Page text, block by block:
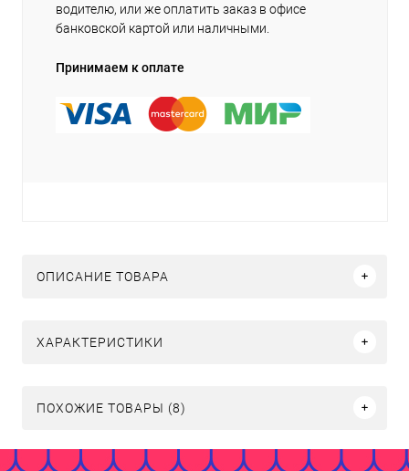
водителю, или же оплатить заказ в офисе
банковской картой или наличными.
Принимаем к оплате
ОПИСАНИЕ ТОВАРА
ХАРАКТЕРИСТИКИ
ПОХОЖИЕ ТОВАРЫ (8)